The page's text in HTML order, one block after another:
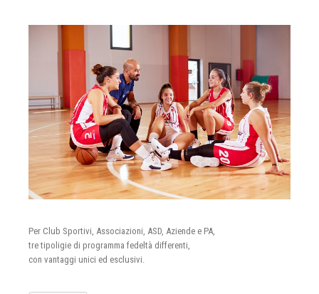
Per Club Sportivi, Associazioni, ASD, Aziende e PA,
tre tipoligie di programma fedeltà differenti,
con vantaggi unici ed esclusivi.